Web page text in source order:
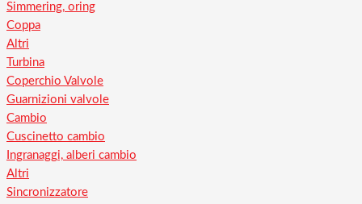
Simmering, oring
Coppa
Altri
Turbina
Coperchio Valvole
Guarnizioni valvole
Cambio
Cuscinetto cambio
Ingranaggi, alberi cambio
Altri
Sincronizzatore